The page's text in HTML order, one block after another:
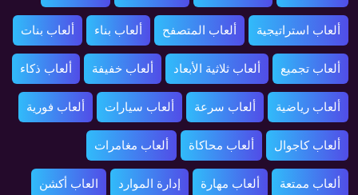
ألعاب استراتيجية ألعاب المتصفح ألعاب بناء ألعاب بنات
ألعاب تجميع ألعاب ثلاثية الأبعاد ألعاب خفيفة ألعاب ذكاء
ألعاب رياضية ألعاب سرعة ألعاب سيارات ألعاب فورية
ألعاب كاجوال ألعاب محاكاة ألعاب مغامرات
ألعاب ممتعة ألعاب مهارة إدارة الموارد العاب أكشن